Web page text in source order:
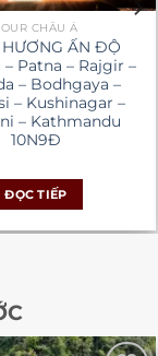
CHÂU Á
ẤN ĐỘ
Patna – Rajgir –
– Bodhgaya –
– Kushinagar –
– Kathmandu
10N9Đ
ĐỌC TIẾP